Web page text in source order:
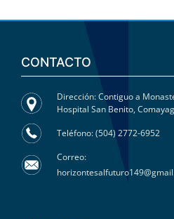
CONTACTO
Dirección: Contiguo a
Hospital San Benito,
Teléfono: (504) 2772-6952
Correo: